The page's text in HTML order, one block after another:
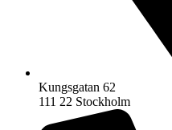
Kungsgatan 62
111 22 Stockholm